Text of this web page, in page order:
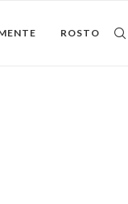
ROSTO